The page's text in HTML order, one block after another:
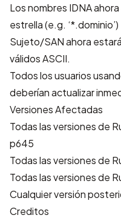
Los nombres IDNA
estrella (e.g. ‘*.dominio’)
Sujeto/SAN ahora
válidos ASCII.
Todos los usuarios
deberían actualizar
Versiones Afectadas
Todas las versiones de
p645
Todas las versiones de
Todas las versiones de
Cualquier versión
Creditos